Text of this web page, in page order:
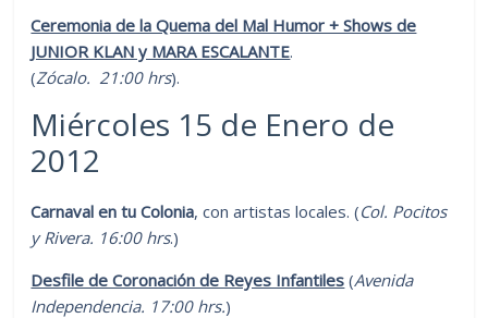
Ceremonia de la Quema del Mal Humor + Shows de
JUNIOR KLAN y MARA ESCALANTE.
(Zócalo. 21:00 hrs).
Miércoles 15 de Enero de
2012
Carnaval en tu Colonia, con artistas locales. (Col. Pocitos
y Rivera. 16:00 hrs.)
Desfile de Coronación de Reyes Infantiles (Avenida
Independencia. 17:00 hrs.)